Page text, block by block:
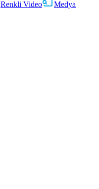
Renkli Video
Medya